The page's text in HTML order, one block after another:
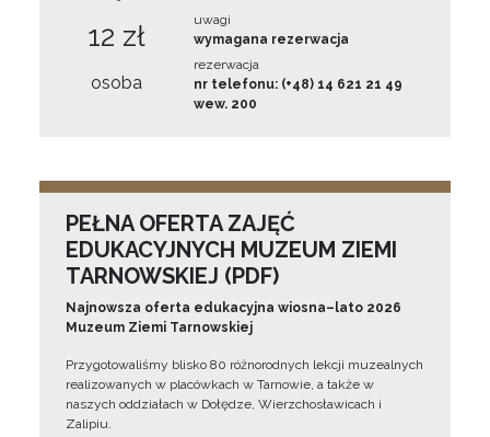
12 zł
osoba
uwagi
wymagana rezerwacja
rezerwacja
nr telefonu: (+48) 14 621 21 49
wew. 200
PEŁNA OFERTA ZAJĘĆ
EDUKACYJNYCH MUZEUM ZIEMI
TARNOWSKIEJ (PDF)
Najnowsza oferta edukacyjna wiosna–lato 2026
Muzeum Ziemi Tarnowskiej
Przygotowaliśmy blisko 80 różnorodnych lekcji muzealnych
realizowanych w placówkach w Tarnowie, a także w
naszych oddziałach w Dołędze, Wierzchosławicach i
Zalipiu.